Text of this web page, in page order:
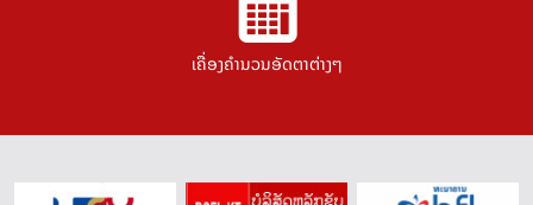
ເຄື່ອງຄຳນວນອັດຕາຕ່າງໆ